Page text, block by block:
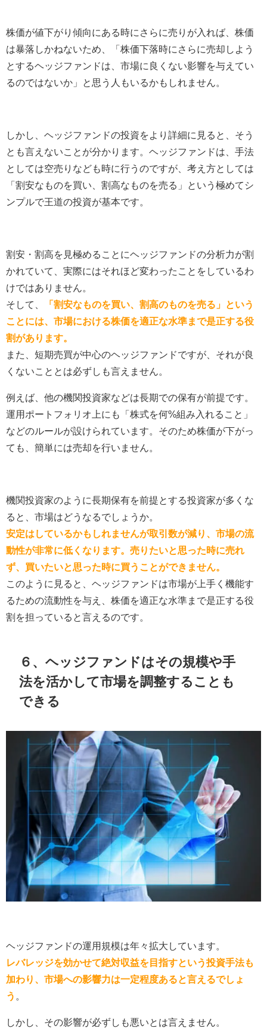
株価が値下がり傾向にある時にさらに売りが入れば、株価
は暴落しかねないため、「株価下落時にさらに売却しよう
とするヘッジファンドは、市場に良くない影響を与えてい
るのではないか」と思う人もいるかもしれません。
しかし、ヘッジファンドの投資をより詳細に見ると、そう
とも言えないことが分かります。ヘッジファンドは、手法
としては空売りなども時に行うのですが、考え方としては
「割安なものを買い、割高なものを売る」という極めてシ
ンプルで王道の投資が基本です。
割安・割高を見極めることにヘッジファンドの分析力が割
かれていて、実際にはそれほど変わったことをしているわ
けではありません。
そして、
「割安なものを買い、割高のものを売る」という
ことには、市場における株価を適正な水準まで是正する役
割があります。
また、短期売買が中心のヘッジファンドですが、それが良
くないこととは必ずしも言えません。
例えば、他の機関投資家などは長期での保有が前提です。
運用ポートフォリオ上にも「株式を何%組み入れること」
などのルールが設けられています。そのため株価が下がっ
ても、簡単には売却を行いません。
機関投資家のように長期保有を前提とする投資家が多くな
ると、市場はどうなるでしょうか。
安定はしているかもしれませんが取引数が減り、市場の流
動性が非常に低くなります。売りたいと思った時に売れ
ず、買いたいと思った時に買うことができません。
このように見ると、ヘッジファンドは市場が上手く機能す
るための流動性を与え、株価を適正な水準まで是正する役
割を担っていると言えるのです。
６、ヘッジファンドはその規模や手
法を活かして市場を調整することも
できる
ヘッジファンドの運用規模は年々拡大しています。
レバレッジを効かせて絶対収益を目指すという投資手法も
加わり、市場への影響力は一定程度あると言えるでしょ
う 。
しかし、その影響が必ずしも悪いとは言えません。